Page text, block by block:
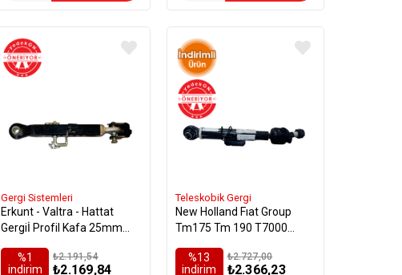
Gergi Sistemleri
Erkunt - Valtra - Hattat
Gergiİ Profil Kafa 25mm
%1
i̇ndirim
₺2.169,84
₺2.191,54
Teleskobik Gergi
New Holland Fıat Group
Tm175 Tm 190 T7000
%13
i̇ndirim
₺2.366,23
₺2.727,00